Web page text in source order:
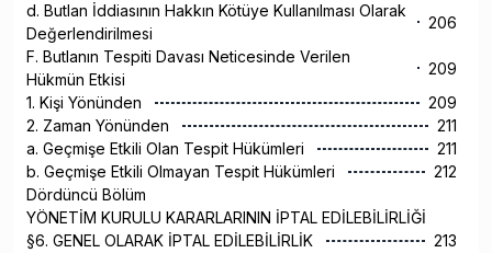
d. Butlan İddiasının Hakkın Kötüye Kullanılması Olarak
Değerlendirilmesi
206
F. Butlanın Tespiti Davası Neticesinde Verilen
Hükmün Etkisi
209
1. Kişi Yönünden
209
2. Zaman Yönünden
211
a. Geçmişe Etkili Olan Tespit Hükümleri
211
b. Geçmişe Etkili Olmayan Tespit Hükümleri
212
Dördüncü Bölüm
YÖNETİM KURULU KARARLARININ İPTAL EDİLEBİLİRLİĞİ
§6. GENEL OLARAK İPTAL EDİLEBİLİRLİK
213